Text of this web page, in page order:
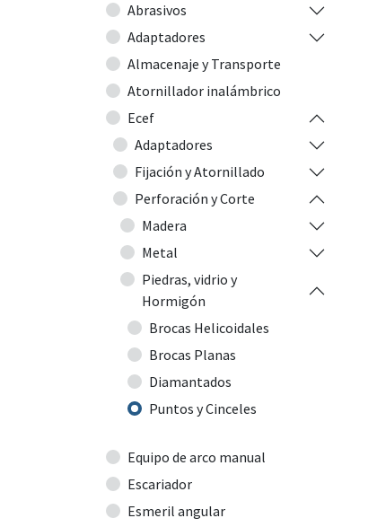
Abrasivos
Adaptadores
Almacenaje y Transporte
Atornillador inalámbrico
Ecef
Adaptadores
Fijación y Atornillado
Perforación y Corte
Madera
Metal
Piedras, vidrio y
Hormigón
Brocas Helicoidales
Brocas Planas
Diamantados
Puntos y Cinceles
Equipo de arco manual
Escariador
Esmeril angular